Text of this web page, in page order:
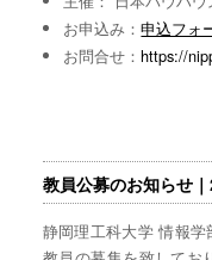
お申込み：申込フォ
お問合せ：https://
教員公募のお知らせ
静岡理工科大学 情報